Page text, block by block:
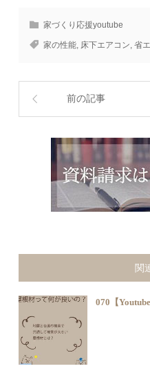
家づくり応援youtube
家の性能, 床下エアコン,省
前の記事
関
070【